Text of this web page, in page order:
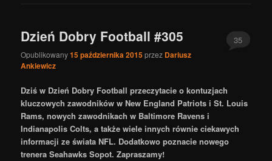
Dzień Dobry Football #305
Opublikowany15 października 2015przez Dariusz
Ankiewicz
35
Dziś w Dzień Dobry Football przeczytacie o kontuzjach
kluczowych zawodników w New England Patriots i St. Louis
Rams, nowych zawodnikach w Baltimore Ravens i
Indianapolis Colts, a także wiele innych równie ciekawych
informacji ze świata NFL. Dodatkowo poznacie nowego
trenera Seahawks Sopot. Zapraszamy!